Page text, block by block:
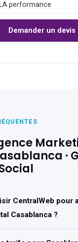
performance
Demander un devis
·
CentralWeb pour
Casablanca ?